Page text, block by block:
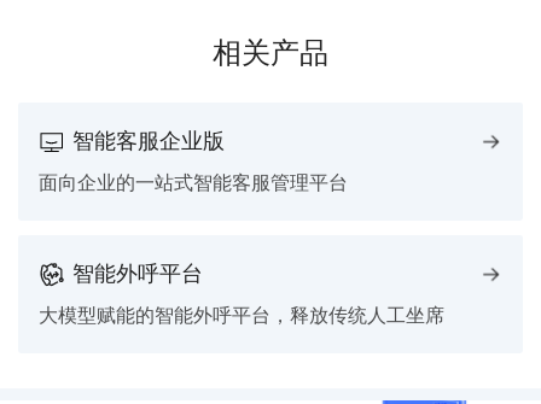
相关产品
智能客服企业版
面向企业的一站式智能客服管理平台
智能外呼平台
大模型赋能的智能外呼平台，释放传统人工坐席